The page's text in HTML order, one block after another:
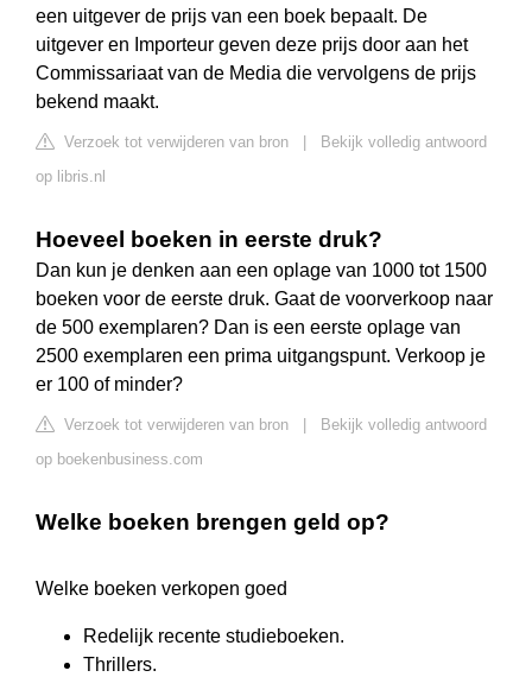
een uitgever de prijs van een boek bepaalt. De
uitgever en Importeur geven deze prijs door aan het
Commissariaat van de Media die vervolgens de prijs
bekend maakt.
Verzoek tot verwijderen van bron
Bekijk volledig antwoord
op libris.nl
Hoeveel boeken in eerste druk?
Dan kun je denken aan een oplage van 1000 tot 1500
boeken voor de eerste druk. Gaat de voorverkoop naar
de 500 exemplaren? Dan is een eerste oplage van
2500 exemplaren een prima uitgangspunt. Verkoop je
er 100 of minder?
Verzoek tot verwijderen van bron
Bekijk volledig antwoord
op boekenbusiness.com
Welke boeken brengen geld op?
Welke boeken verkopen goed
Redelijk recente studieboeken.
Thrillers.